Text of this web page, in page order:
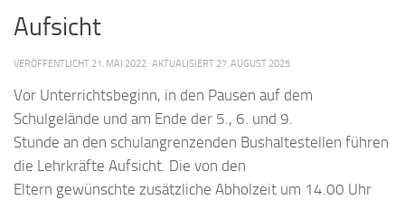
Aufsicht
VERÖFFENTLICHT 21. MAI 2022 · AKTUALISIERT 27. AUGUST 2025
Vor Unterrichtsbeginn, in den Pausen auf dem
Schulgelände und am Ende der 5., 6. und 9.
Stunde an den schulangrenzenden Bushaltestellen führen
die Lehrkräfte Aufsicht. Die von den
Eltern gewünschte zusätzliche Abholzeit um 14.00 Uhr